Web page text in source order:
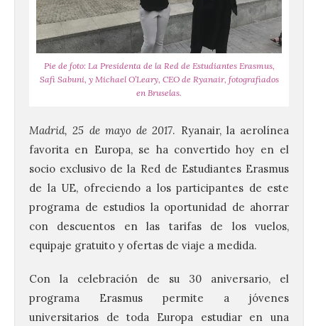
Pie de foto: La Presidenta de la Red de Estudiantes Erasmus,
Safi Sabuni, y Michael O’Leary, CEO de Ryanair, fotografiados
en Bruselas.
Madrid, 25 de mayo de 2017. Ryanair, la aerolínea
favorita en Europa, se ha convertido hoy en el
socio exclusivo de la Red de Estudiantes Erasmus
de la UE, ofreciendo a los participantes de este
programa de estudios la oportunidad de ahorrar
con descuentos en las tarifas de los vuelos,
equipaje gratuito y ofertas de viaje a medida.
Con la celebración de su 30 aniversario, el
programa Erasmus permite a jóvenes
universitarios de toda Europa estudiar en una